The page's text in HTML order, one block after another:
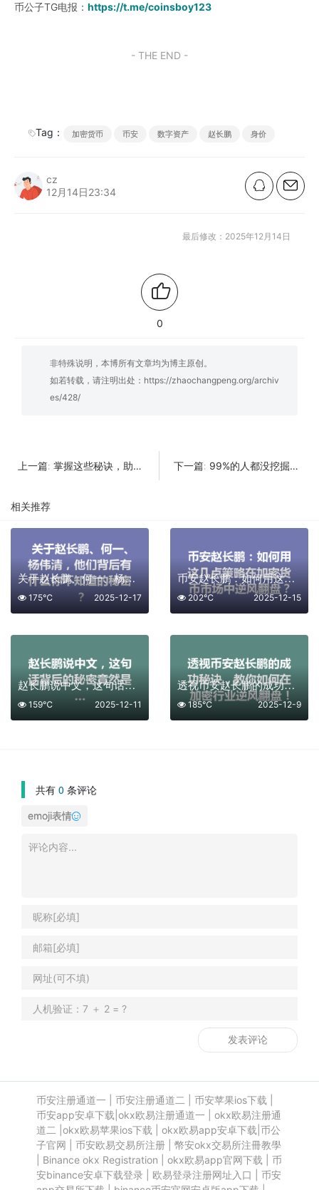
币公子TG电报： https://t.me/coinsboy123
- THE END -
Tag： 加密货币 币安 数字资产 赵长鹏 身价
cz
12月14日23:34
最后修改：2025年12月14日
0
非特殊说明，本博所有文章均为博主原创。
如若转载，请注明出处： https://zhaochangpeng.org/archiv
es/428/
上一篇: 掌握这些秘诀，助你了解赵长鹏身价为何屡创新高！ 下一篇: 99%的人都没挖掘过！赵长鹏的背景故事有多神秘？
相关推荐
关于赵长鹏、何一、杨伟清，他们背后有什么你不知道的秘密？
2025-12-17
175℃
币安赵长鹏：如何用这几点策略在加密货币市场中逆风翻盘？
2025-12-15
202℃
赵长鹏说中文，这句话背后的秘密竟然是…
2025-12-11
159℃
透视币安赵长鹏的成功秘诀，教你如何在加密行业逆风翻盘！
2025-12-9
185℃
共有 0 条评论
emoji表情
币安注册通道一 币安注册通道二 币安苹果ios下载
币安app安卓下载 okx欧易注册通道一
okx欧易注册通
道二
okx欧易苹果ios下载 okx欧易app安卓下载 币公
子官网
币安欧易交易所注册| 幣安okx交易所注冊教學
Binance okx Registration okx欧易app官网下载
币
安binance安卓下载登录| 欧易登录注册网址入口
币安